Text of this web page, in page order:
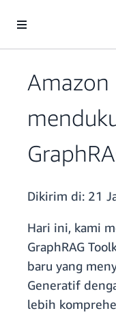
Dikirim di: 21
Hari ini, kami
GraphRAG
baru yang
Generatif
lebih